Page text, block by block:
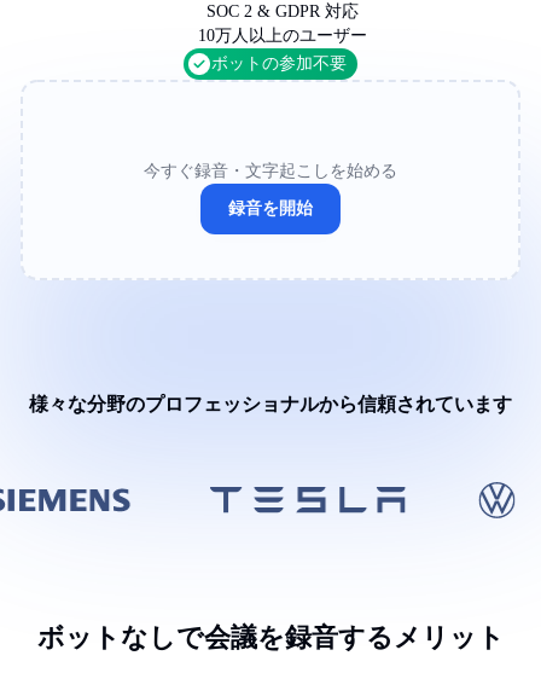
SOC 2 & GDPR 対応
10万人以上のユーザー
ボットの参加不要
今すぐ録音・文字起こしを始める
録音を開始
様々な分野のプロフェッショナルから信頼されています
ボットなしで会議を録音するメリット